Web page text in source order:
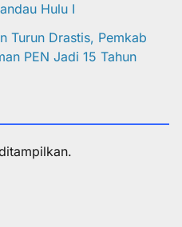
Hulu I
Turun Drastis, Pemkab
PEN Jadi 15 Tahun‎